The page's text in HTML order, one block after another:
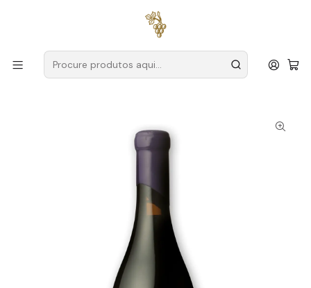
para encomendas a partir de
Produtores Douro
Cortes do Tua
Cortes do Tua Soulmate Grande Reserva 2020 Douro Tinto
75cl